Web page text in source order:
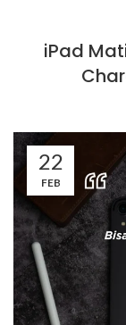
iPad
22
FEB